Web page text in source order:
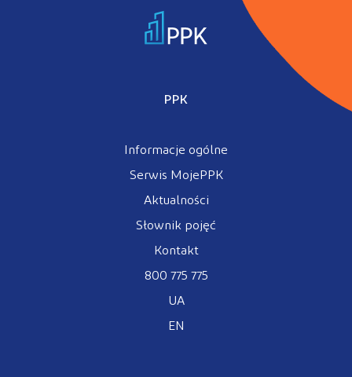
PPK
Informacje ogólne
Serwis MojePPK
Aktualności
Słownik pojęć
Kontakt
800 775 775
UA
EN